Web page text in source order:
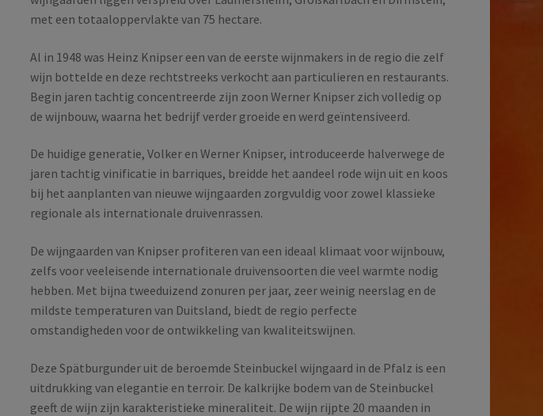
met een totaaloppervlakte van 75 hectare.
Al in 1948 was Heinz Knipser een van de eerste wijnmakers in de regio die zelf
wijn bottelde en deze rechtstreeks verkocht aan particulieren en restaurants.
Begin jaren tachtig concentreerde zijn zoon Werner Knipser zich volledig op
de wijnbouw, waarna het bedrijf verder groeide en werd geïntensiveerd.
De huidige generatie, Volker en Werner Knipser, introduceerde halverwege de
jaren tachtig vinificatie in barriques, breidde het aandeel rode wijn uit en koos
bij het aanplanten van nieuwe wijngaarden zorgvuldig voor zowel klassieke
regionale als internationale druivenrassen.
De wijngaarden van Knipser profiteren van een ideaal klimaat voor wijnbouw,
zelfs voor veeleisende internationale druivensoorten die veel warmte nodig
hebben. Met bijna tweeduizend zonuren per jaar, zeer weinig neerslag en de
mildste temperaturen van Duitsland, biedt de regio perfecte
omstandigheden voor de ontwikkeling van kwaliteitswijnen.
Deze Spätburgunder uit de beroemde Steinbuckel wijngaard in de Pfalz is een
uitdrukking van elegantie en terroir. De kalkrijke bodem van de Steinbuckel
geeft de wijn zijn karakteristieke mineraliteit. De wijn rijpte 20 maanden in